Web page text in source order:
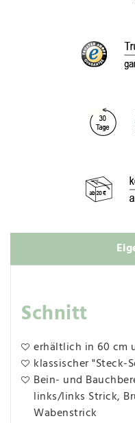
Schnitt
erhältlich in 60 cm
klassischer "Steck-
Bein- und
links/links Strick,
Wabenstrick